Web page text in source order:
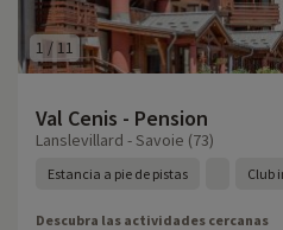
1 /11
Val Cenis - Pension
Lanslevillard - Savoie (73)
Estancia a pie de pistas Club
Descubra las actividades cercanas